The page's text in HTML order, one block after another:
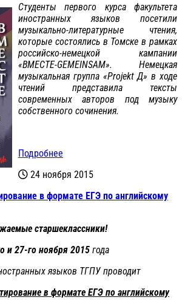
Студенты первого курса факультета
иностранных языков посетили
музыкально-литературные чтения,
которые состоялись в Томске в рамках
российско-немецкой кампании
«ВМЕСТЕ-GEMEINSAM». Немецкая
музыкальная группа «Projekt Д» в ходе
чтений представила тексты
современных авторов под музыку
собственного сочинения.
Подробнее
24 ноября 2015
в формате ЕГЭ по английскому
старшеклассники!
и 27-го ноября 2015 года
языков ТГПУ проводит
в формате ЕГЭ по английскому